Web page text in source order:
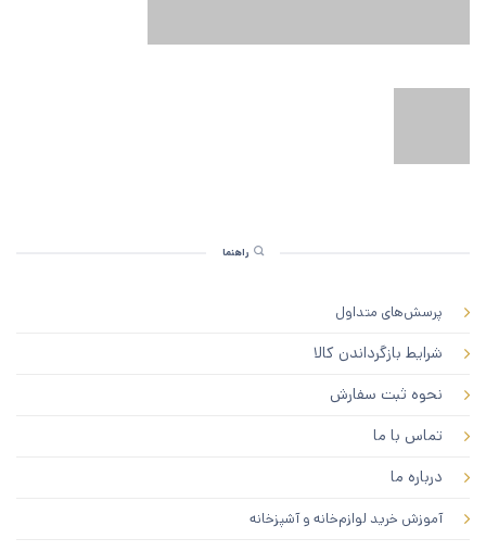
راهنما
پرسش‌های متداول
شرایط بازگرداندن کالا
نحوه ثبت سفارش
تماس با ما
درباره ما
آموزش خرید لوازم‌خانه و آشپزخانه